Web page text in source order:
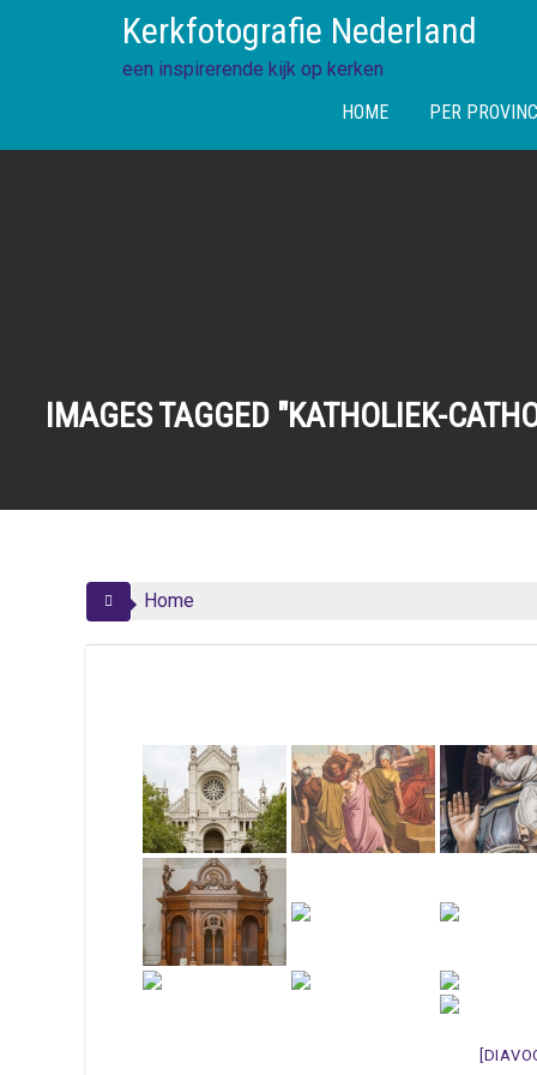
Kerkfotografie Nederland
een inspirerende kijk op kerken
HOME
PER
IMAGES TAGGED "KATHOLIEK-
Home